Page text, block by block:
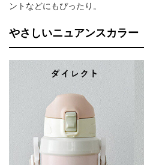
ントなどにもぴったり。
やさしいニュアンスカラー